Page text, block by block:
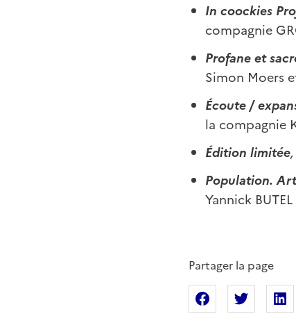
In coockies
compagnie
Profane et
Simon Moers
Écoute /
la compagnie
Édition limitée,
Population.
Yannick
Partager la page
Partager sur